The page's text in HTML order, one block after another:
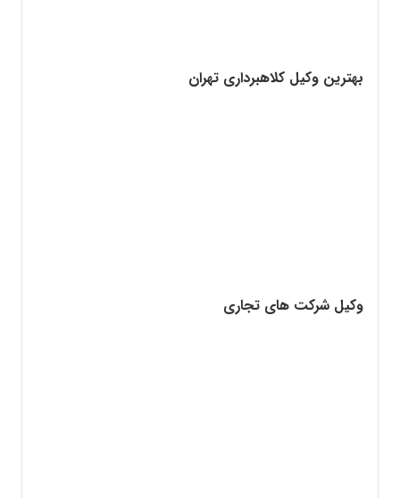
بهترین وکیل کلاهبرداری تهران
وکیل شرکت های تجاری